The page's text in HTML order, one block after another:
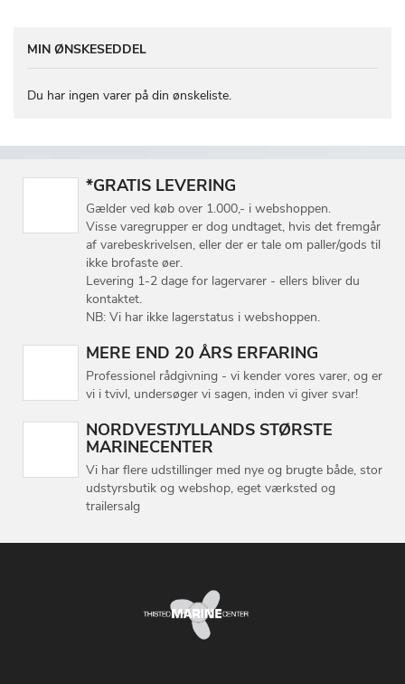
MIN ØNSKESEDDEL
Du har ingen varer på din ønskeliste.
*GRATIS LEVERING
Gælder ved køb over 1.000,- i webshoppen.
Visse varegrupper er dog undtaget, hvis det fremgår
af varebeskrivelsen, eller der er tale om paller/gods til
ikke brofaste øer.
Levering 1-2 dage for lagervarer - ellers bliver du
kontaktet.
NB: Vi har ikke lagerstatus i webshoppen.
MERE END 20 ÅRS ERFARING
Professionel rådgivning - vi kender vores varer, og er
vi i tvivl, undersøger vi sagen, inden vi giver svar!
NORDVESTJYLLANDS STØRSTE
MARINECENTER
Vi har flere udstillinger med nye og brugte både, stor
udstyrsbutik og webshop, eget værksted og
trailersalg